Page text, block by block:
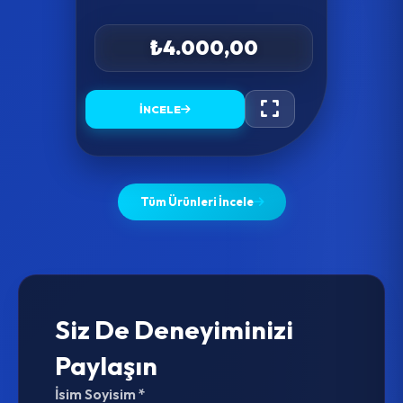
₺4.000,00
İNCELE
Tüm Ürünleri İncele
Siz De Deneyiminizi
Paylaşın
İsim Soyisim *